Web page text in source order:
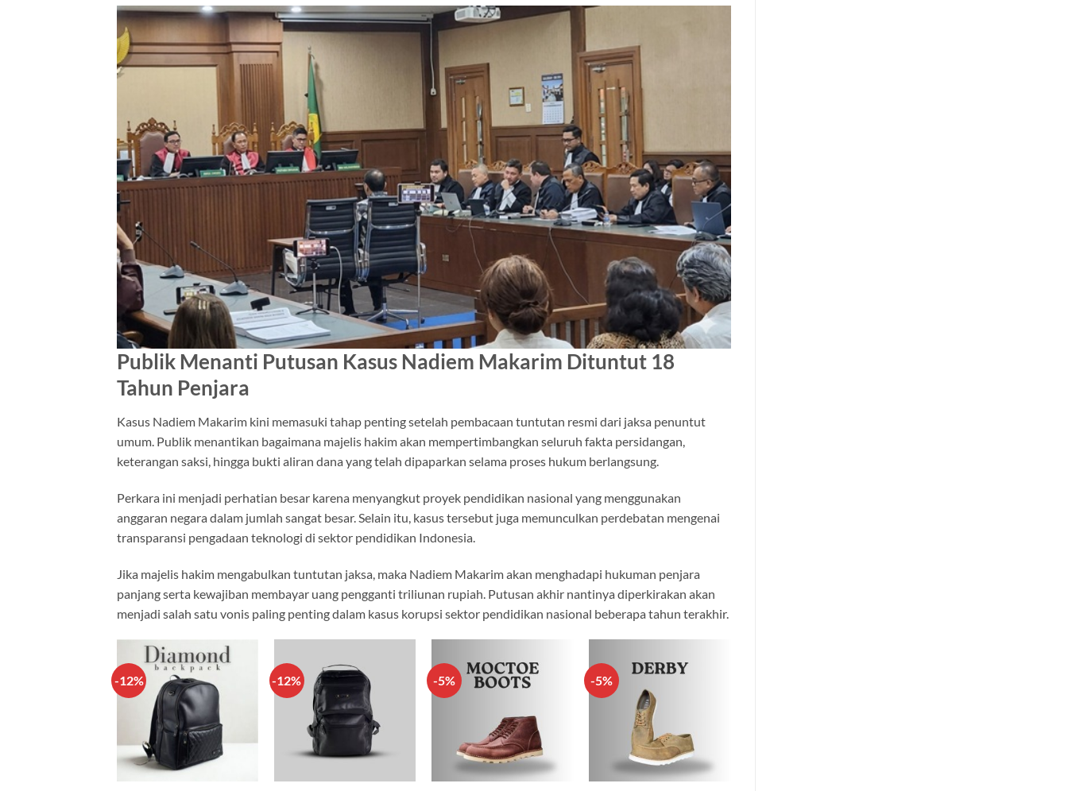
Publik Menanti Putusan Kasus Nadiem Makarim Dituntut 18
Tahun Penjara
Kasus Nadiem Makarim kini memasuki tahap penting setelah pembacaan tuntutan resmi dari jaksa penuntut
umum. Publik menantikan bagaimana majelis hakim akan mempertimbangkan seluruh fakta persidangan,
keterangan saksi, hingga bukti aliran dana yang telah dipaparkan selama proses hukum berlangsung.
Perkara ini menjadi perhatian besar karena menyangkut proyek pendidikan nasional yang menggunakan
anggaran negara dalam jumlah sangat besar. Selain itu, kasus tersebut juga memunculkan perdebatan mengenai
transparansi pengadaan teknologi di sektor pendidikan Indonesia.
Jika majelis hakim mengabulkan tuntutan jaksa, maka Nadiem Makarim akan menghadapi hukuman penjara
panjang serta kewajiban membayar uang pengganti triliunan rupiah. Putusan akhir nantinya diperkirakan akan
menjadi salah satu vonis paling penting dalam kasus korupsi sektor pendidikan nasional beberapa tahun terakhir.
-12% -12% -5% -5%